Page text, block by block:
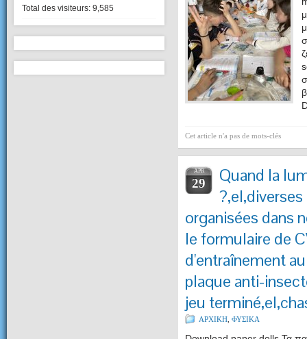
Total des visiteurs: 9,585
Cet article n'a pas de mots-clés
APR
29
Quand la
organisées dans
le formulaire de
d'entraînement
plaque anti-
jeu
ΑΡΧΙΚΗ ΦΥΣΙΚΑ